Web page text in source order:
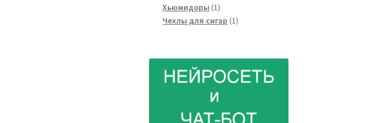
Хьюмидоры 11
товар
Чехлы для сигар 11